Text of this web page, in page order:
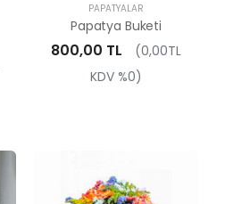
PAPATYALAR
Papatya Buketi
800,00 TL
(0,00TL
KDV %0)